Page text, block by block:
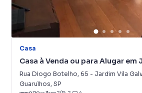
Casa
Casa à Venda ou para Alugar em
Galvão
Rua Diogo Botelho, 65 - Jardim Vila
Guarulhos, SP